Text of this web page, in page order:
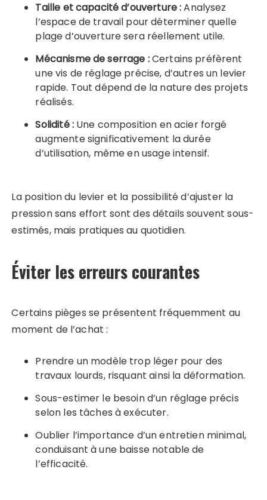
Taille et capacité d’ouverture :Analysez
l’espace de travail pour déterminer quelle
plage d’ouverture sera réellement utile.
Mécanisme de serrage :Certains préfèrent
une vis de réglage précise, d’autres un levier
rapide. Tout dépend de la nature des projets
réalisés.
Solidité :Une composition en acier forgé
augmente significativement la durée
d’utilisation, même en usage intensif.
La position du levier et la possibilité d’ajuster la
pression sans effort sont des détails souvent sous-
estimés, mais pratiques au quotidien.
Éviter les erreurs courantes
Certains pièges se présentent fréquemment au
moment de l’achat :
Prendre un modèle trop léger pour des
travaux lourds, risquant ainsi la déformation.
Sous-estimer le besoin d’un réglage précis
selon les tâches à exécuter.
Oublier l’importance d’un entretien minimal,
conduisant à une baisse notable de
l’efficacité.